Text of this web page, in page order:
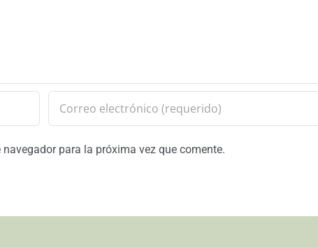
para la próxima vez que comente.